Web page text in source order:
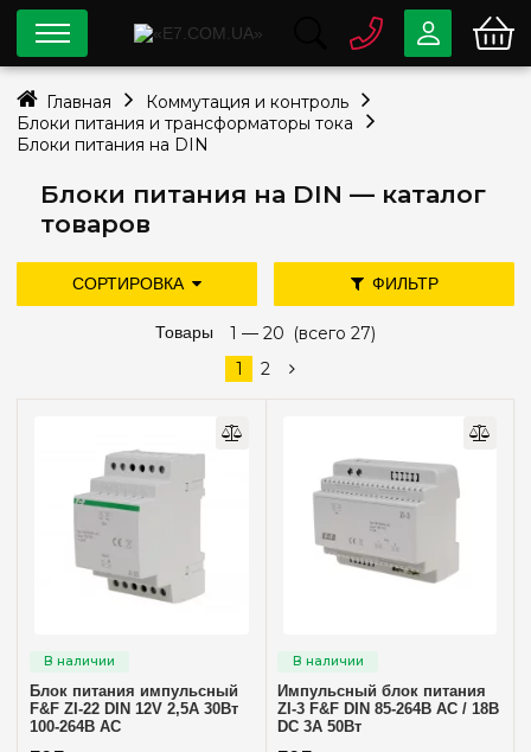
Блоки питания на DIN — каталог
товаров
СОРТИРОВКА ФИЛЬТР
Производитель
E.NEXT
F&F (14)
JINBO(7)
Степень защиты IP
IP33(7)
дороже
новые поступления
Товары 1 — 20 (всего 27)
1
2
Блок питания импульсный
F&F ZI-22 DIN 12V 2,5A 30Вт
100-264В AC
Импульсный блок питания
ZI-3 F&F DIN 85-264В AC / 18В
DC 3А 50Вт
0 80033-63-07
Бесплатно
info@e7.com.ua
Viber Telegram
Главная
Коммутация и контроль
Блоки питания и трансформаторы тока
Блоки питания на DIN